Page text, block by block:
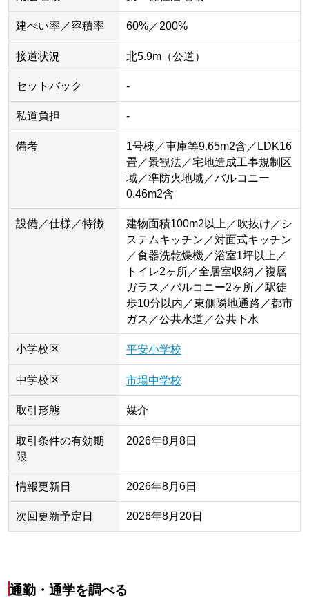
建ぺい率／容積率 60%／200%
接道状況 北5.9m（公道）
セットバック -
私道負担 -
備考
1号棟／車庫等9.65m2含／LDK16
畳／景観法／宅地造成工事規制区
域／準防火地域／バルコニー
0.46m2含
設備／仕様／特徴
建物面積100m2以上／吹抜け／シ
ステムキッチン／対面式キッチン
／食器洗乾燥機／浴室1坪以上／
トイレ2ヶ所／全居室収納／複層
ガラス／バルコニー2ヶ所／駅徒
歩10分以内／東側隣地通路／都市
ガス／公共水道／公共下水
小学校区 平安小学校
中学校区 市場中学校
取引形態 媒介
取引条件の有効期
限
2026年8月8日
情報更新日 2026年8月6日
次回更新予定日 2026年8月20日
通勤・通学を調べる